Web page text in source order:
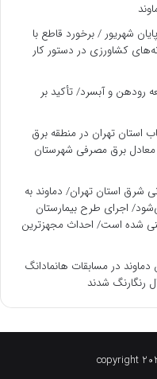
تا پایان شهریور / برخورد قاطع با
کشاورزی در دستور کار
رودهن و آبسرد/ تأکید بر
استان تهران در منطقه برق
معادل برق مصرفی شهرستان
شرق استان تهران/ دماوند به
اجرای طرح بیمارستان
شده است/ احداث مجهزترین
دماوند در مسابقات هانمادانگ